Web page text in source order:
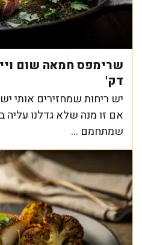
דק'
יש ריחות שמחזירים אותי
אם זו מנה שלא גדלנו עליה
שמתחמם ...